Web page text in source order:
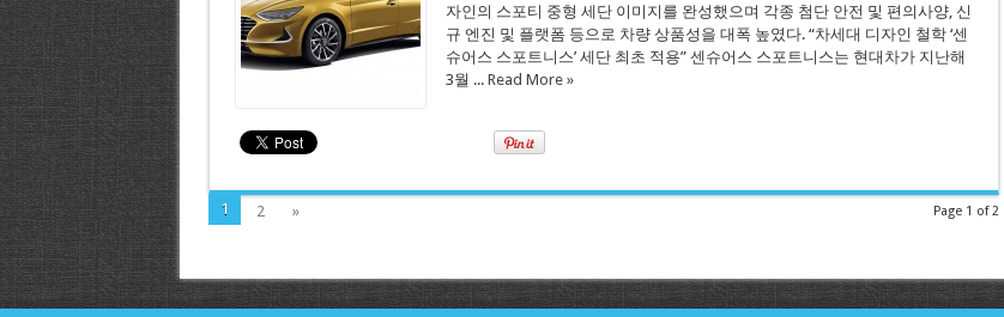
자인의 스포티 중형 세단 이미지를 완성했으며 각종 첨단 안전 및 편의사양, 신
규 엔진 및 플랫폼 등으로 차량 상품성을 대폭 높였다. “차세대 디자인 철학 ‘센
슈어스 스포트니스’ 세단 최초 적용” 센슈어스 스포트니스는 현대차가 지난해
3월 ... Read More »
Page 1 of 2
1 2 »